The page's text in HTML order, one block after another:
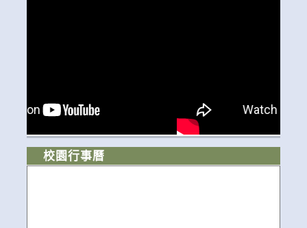
校園行事曆